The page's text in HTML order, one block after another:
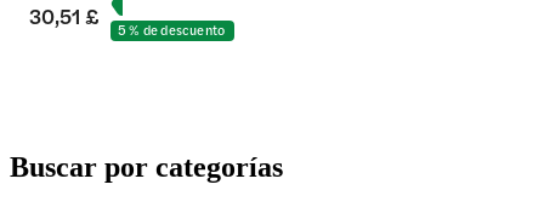
30,51 £ 5 % de descuento
Buscar por categorías